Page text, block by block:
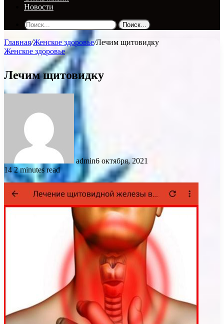
Новости
Поиск...
Главная/Женское здоровье/Лечим щитовидку
Женское здоровье
Лечим щитовидку
admin6 октября, 2021
142 minutes read